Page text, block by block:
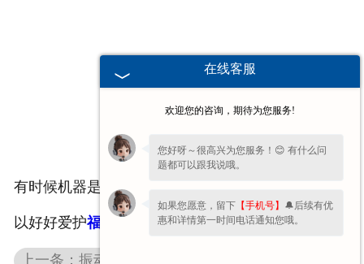
有时候机器是好的，问题在于我们没有用对方法，所
以好好爱护福建化工振动筛吧。
上一条：振动筛使用过程中物料堆积怎么办？
在线客服
欢迎您的咨询，期待为您服务!
您好呀～很高兴为您服务！😊 有什么问
题都可以跟我说哦。
如果您愿意，留下 【手机号】 🔔后续有优
惠和详情第一时间电话通知您哦。